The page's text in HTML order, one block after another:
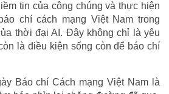
tin của công chúng và thực hiện
chí cách mạng Việt Nam trong
thời đại AI. Đây không chỉ là yêu
là điều kiện sống còn để báo chí
Báo chí Cách mạng Việt Nam là